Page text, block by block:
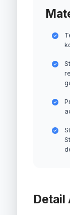
Detail